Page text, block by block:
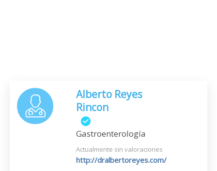
Alberto Reyes
Rincon
Gastroenterología
Actualmente sin valoraciones
http://dralbertoreyes.com/